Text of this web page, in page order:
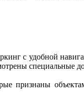
с удобной
специальные
признаны